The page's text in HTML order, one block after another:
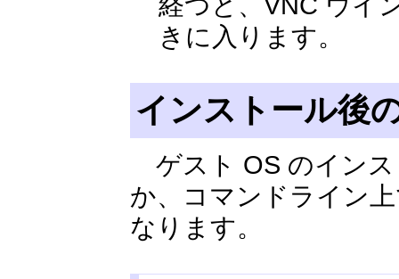
経つと、VNC ウイ
きに入ります。
インストール後
ゲスト OS のインス
か、コマンドライン
なります。